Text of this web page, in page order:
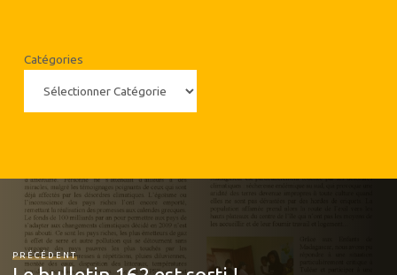
Catégories
PRÉCÉDENT